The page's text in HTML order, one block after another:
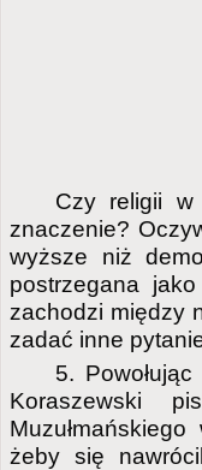
Czy religii w
znaczenie?
wyższe niż
postrzegana
zachodzi między
zadać inne
5.
Koraszewski
żeby się